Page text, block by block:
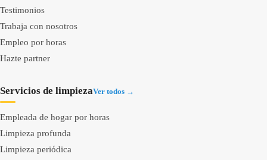
Testimonios
Trabaja con nosotros
Empleo por horas
Hazte partner
Servicios de limpiezaVer todos →
Empleada de hogar por horas
Limpieza profunda
Limpieza periódica